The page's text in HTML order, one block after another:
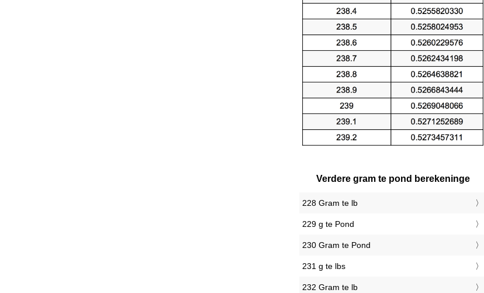
Verdere gram te pond berekeninge
228 Gram te lb
229 g te Pond
230 Gram te Pond
231 g te lbs
232 Gram te lb